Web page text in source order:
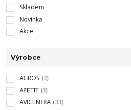
Skladem
Novinka
Akce
Výrobce
AGROS (3)
APETIT (3)
AVICENTRA (33)